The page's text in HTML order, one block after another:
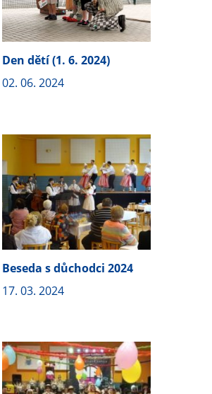
Den dětí (1. 6. 2024)
02. 06. 2024
Beseda s důchodci 2024
17. 03. 2024